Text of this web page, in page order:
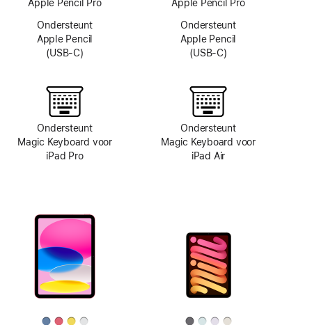
Apple Pencil Pro
Ondersteunt
Apple Pencil
(USB‑C)
Ondersteunt
Magic Keyboard voor
iPad Pro
Apple Pencil Pro
Ondersteunt
Apple Pencil
(USB‑C)
Ondersteunt
Magic Keyboard voor
iPad Air